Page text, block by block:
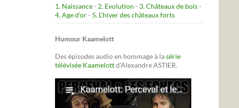
1. Naissance- 2. Evolution - 3. Châteaux de bois-
4. Age d’or- 5. L’hiver des châteaux forts
Humour Kaamelott
Des épisodes audio en hommage à lasérie
télévisée Kaamelottd'Alexandre ASTIER.